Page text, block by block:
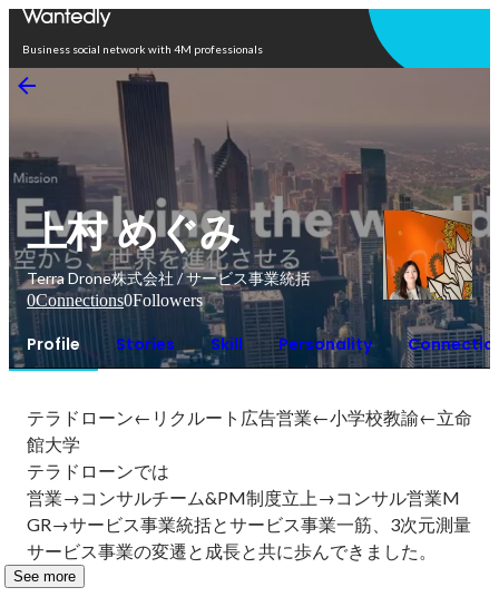
Business social network with 4M professionals
上村 めぐみ
Terra Drone株式会社 / サービス事業統括
0Connections0Followers
Profile Stories Skill Personality
テラドローン←リクルート広告営業←小学校教諭←立命
館大学
テラドローンでは
営業→コンサルチーム&PM制度立上→コンサル営業M
GR→サービス事業統括とサービス事業一筋、3次元測量
サービス事業の変遷と成長と共に歩んできました。
See more